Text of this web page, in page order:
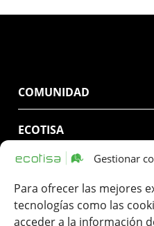
Gestionar
Para ofrecer las mejores
tecnologías como las
acceder a la información
COMUNIDAD
ECOTISA
CONTACTO
LEGAL